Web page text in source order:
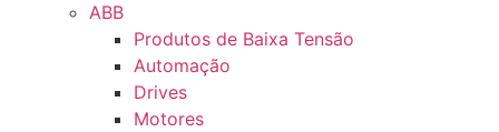
ABB
Produtos de Baixa Tensão
Automação
Drives
Motores